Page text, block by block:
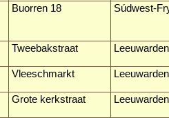
Buorren 18 Súdwest-
Tweebakstraat Leeuwarden
Vleeschmarkt Leeuwarden
Grote kerkstraat Leeuwarden